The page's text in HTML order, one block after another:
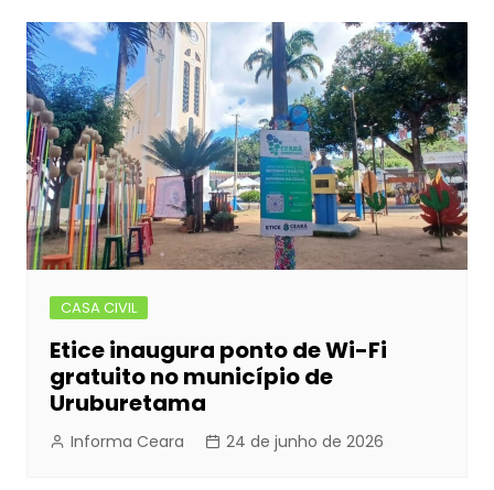
CASA CIVIL
Etice inaugura ponto de Wi-Fi
gratuito no município de
Uruburetama
Informa Ceara 24 de junho de 2026